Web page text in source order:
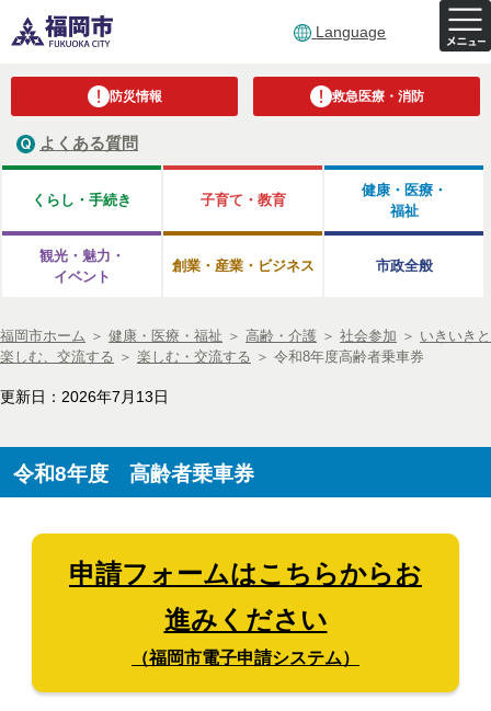
Language
防災情報 救急医療・消防
よくある質問
くらし・手続き 子育て・教育
健康・医療・
福祉
観光・魅力・
イベント
創業・産業・ビジネス 市政全般
福岡市ホーム ＞ 健康・医療・福祉 ＞ 高齢・介護 ＞ 社会参加 ＞ いきいきと
楽しむ、交流する ＞ 楽しむ・交流する ＞ 令和8年度高齢者乗車券
更新日：2026年7月13日
令和8年度 高齢者乗車券
申請フォームはこちらからお
進みください
（福岡市電子申請システム）